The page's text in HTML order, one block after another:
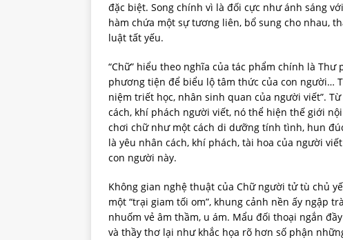
đặc biệt. Song chính vì là đối cực như ánh sáng
hàm chứa một sự tương liên, bổ sung cho nhau,
luật tất yếu.
“Chữ” hiểu theo nghĩa của tác phẩm chính là
phương tiện để biểu lộ tâm thức của con người…
niệm triết học, nhân sinh quan của người viết”.
cách, khí phách người viết, nó thể hiện thế giới
chơi chữ như một cách di dưỡng tính tình, hun
là yêu nhân cách, khí phách, tài hoa của người
con người này.
Không gian nghệ thuật của Chữ người tử tù chủ
một “trại giam tối om”, khung cảnh nền ấy ngập
nhuốm vẻ âm thầm, u ám. Mẩu đối thoại ngắn
và thầy thơ lại như khắc họa rõ hơn số phận